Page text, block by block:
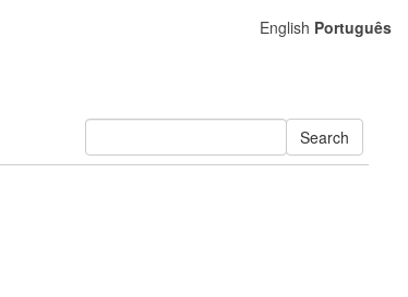
Search
English Português